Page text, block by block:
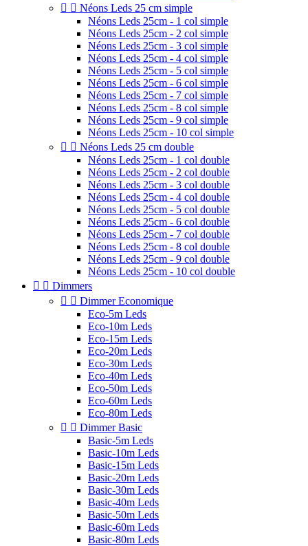
  Néons Leds 25 cm simple
Néons Leds 25cm - 1 col simple
Néons Leds 25cm - 2 col simple
Néons Leds 25cm - 3 col simple
Néons Leds 25cm - 4 col simple
Néons Leds 25cm - 5 col simple
Néons Leds 25cm - 6 col simple
Néons Leds 25cm - 7 col simple
Néons Leds 25cm - 8 col simple
Néons Leds 25cm - 9 col simple
Néons Leds 25cm - 10 col simple
  Néons Leds 25 cm double
Néons Leds 25cm - 1 col double
Néons Leds 25cm - 2 col double
Néons Leds 25cm - 3 col double
Néons Leds 25cm - 4 col double
Néons Leds 25cm - 5 col double
Néons Leds 25cm - 6 col double
Néons Leds 25cm - 7 col double
Néons Leds 25cm - 8 col double
Néons Leds 25cm - 9 col double
Néons Leds 25cm - 10 col double
  Dimmers
  Dimmer Economique
Eco-5m Leds
Eco-10m Leds
Eco-15m Leds
Eco-20m Leds
Eco-30m Leds
Eco-40m Leds
Eco-50m Leds
Eco-60m Leds
Eco-80m Leds
  Dimmer Basic
Basic-5m Leds
Basic-10m Leds
Basic-15m Leds
Basic-20m Leds
Basic-30m Leds
Basic-40m Leds
Basic-50m Leds
Basic-60m Leds
Basic-80m Leds